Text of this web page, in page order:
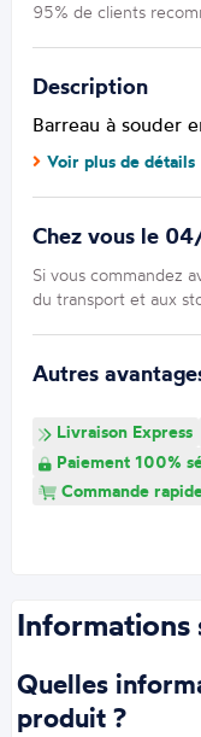
95% de clients
Description
Barreau à souder
Voir plus de détails
Chez vous le
Si vous commandez
du transport et aux
Autres
Livraison Express
Paiement 100%
Commande
Informations
Quelles
produit ?